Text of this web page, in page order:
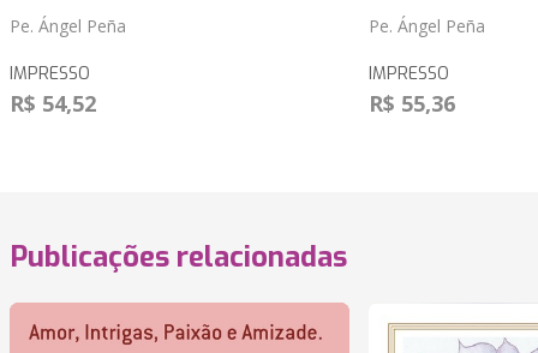
Pe. Ángel Peña
IMPRESSO
R$ 54,52
Pe. Ángel Peña
IMPRESSO
R$ 55,36
Publicações relacionadas